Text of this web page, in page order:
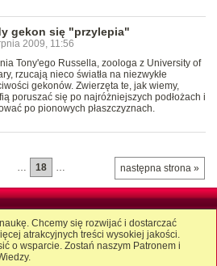
gekon się "przylepia"
2009, 11:56
Tony'ego Russella, zoologa z University of
rzucają nieco światła na niezwykłe
gekonów. Zwierzęta te, jak wiemy,
poruszać się po najróżniejszych podłożach i
po pionowych płaszczyznach.
następna strona »
… 18 …
Chcemy się rozwijać i dostarczać
atrakcyjnych treści wysokiej jakości.
o wsparcie. Zostań naszym Patronem i